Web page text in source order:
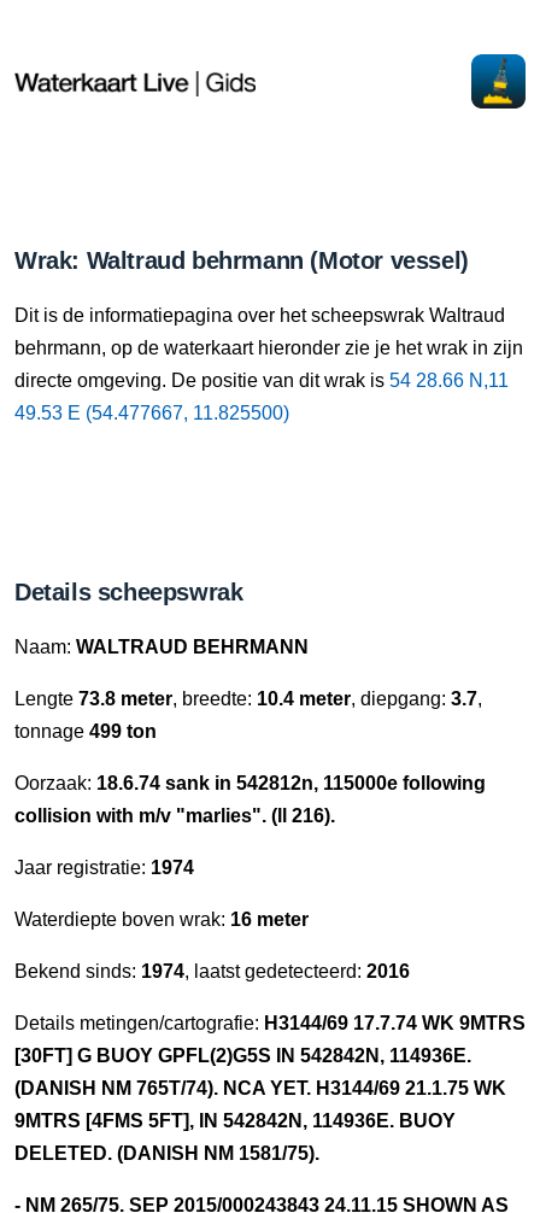
Wrak: Waltraud behrmann (Motor vessel)
Dit is de informatiepagina over het scheepswrak Waltraud
behrmann, op de waterkaart hieronder zie je het wrak in zijn
directe omgeving. De positie van dit wrak is 54 28.66 N,11
49.53 E (54.477667, 11.825500)
Details scheepswrak
Naam: WALTRAUD BEHRMANN
Lengte 73.8 meter, breedte: 10.4 meter, diepgang: 3.7,
tonnage 499 ton
Oorzaak: 18.6.74 sank in 542812n, 115000e following
collision with m/v "marlies". (ll 216).
Jaar registratie: 1974
Waterdiepte boven wrak: 16 meter
Bekend sinds: 1974, laatst gedetecteerd: 2016
Details metingen/cartografie: H3144/69 17.7.74 WK 9MTRS
[30FT] G BUOY GPFL(2)G5S IN 542842N, 114936E.
(DANISH NM 765T/74). NCA YET. H3144/69 21.1.75 WK
9MTRS [4FMS 5FT], IN 542842N, 114936E. BUOY
DELETED. (DANISH NM 1581/75).
- NM 265/75. SEP 2015/000243843 24.11.15 SHOWN AS